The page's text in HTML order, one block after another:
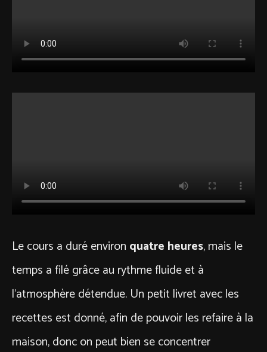
Le cours a duré environ quatre heures, mais le
temps a filé grâce au rythme fluide et à
l’atmosphère détendue. Un petit livret avec les
recettes est donné, afin de pouvoir les refaire à la
maison, donc on peut bien se concentrer